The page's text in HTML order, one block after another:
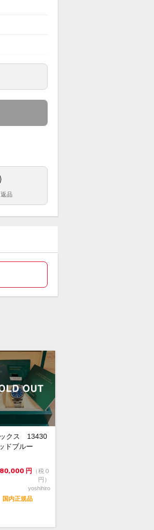
計測です。
グリーンプラ
しめる人気の
すので、売り
認をお勧めし
せはメッセー
おりませ
ください。
品
クス 13430
ドブルー
円
（税０
円）
yoshihiro
国内正規品